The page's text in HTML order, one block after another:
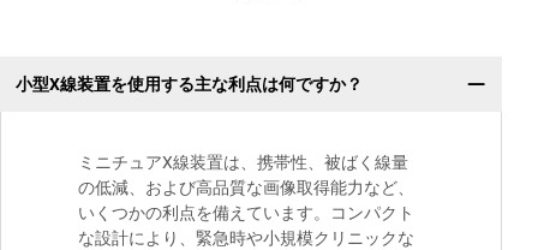
小型X線装置を使用する主な利点は何ですか？
ミニチュアX線装置は、携帯性、被ばく線量
の低減、および高品質な画像取得能力など、
いくつかの利点を備えています。コンパクト
な設計により、緊急時や小規模クリニックな